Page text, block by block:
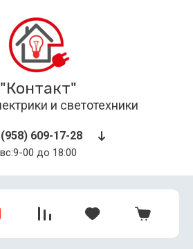
"Контакт"
и светотехники
609-17-28
00 до 18:00